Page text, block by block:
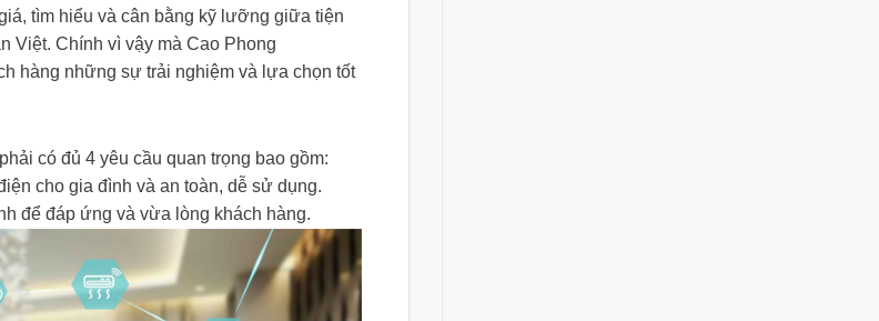
tìm hiểu và cân bằng kỹ lưỡng giữa tiện
Việt. Chính vì vậy mà Cao Phong
hàng những sự trải nghiệm và lựa chọn tốt
có đủ 4 yêu cầu quan trọng bao gồm:
cho gia đình và an toàn, dễ sử dụng.
để đáp ứng và vừa lòng khách hàng.